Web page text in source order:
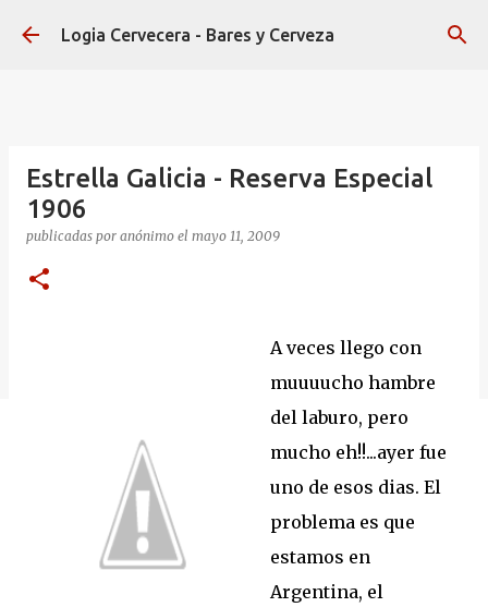
Ir al contenido principal
Logia Cervecera - Bares y Cerveza
Estrella Galicia - Reserva Especial
1906
publicadas por anónimo el mayo 11, 2009
A veces llego con
muuuucho hambre
del laburo, pero
mucho eh!!...ayer fue
uno de esos dias. El
problema es que
estamos en
Argentina, el